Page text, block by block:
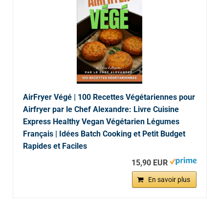
AirFryer Végé | 100 Recettes Végétariennes pour
Airfryer par le Chef Alexandre: Livre Cuisine
Express Healthy Vegan Végétarien Légumes
Français | Idées Batch Cooking et Petit Budget
Rapides et Faciles
15,90 EUR
En savoir plus